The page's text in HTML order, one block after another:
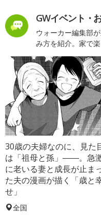
GWイベント・
ウォーカー編集部
み方を紹介。家で
30歳の夫婦なのに、見た
は「祖母と孫」――。急
に老いる妻と成長が止ま
た夫の漫画が描く「歳と
せ」
全国